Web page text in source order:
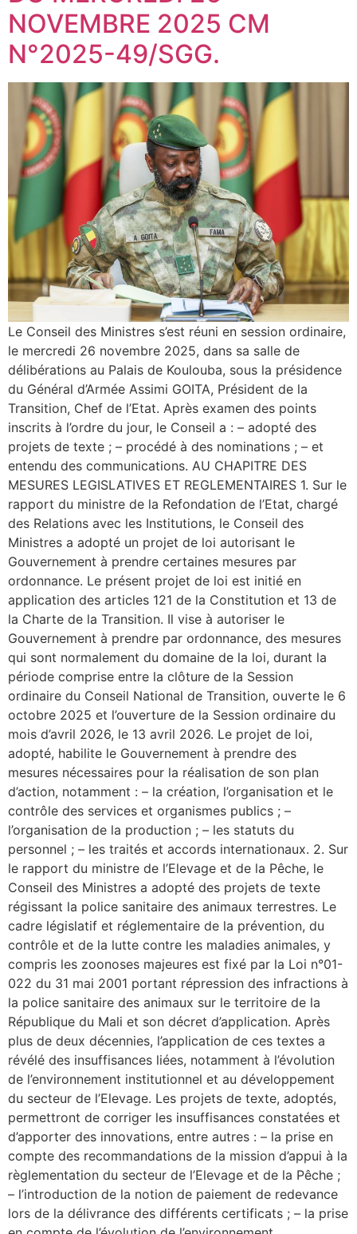
NOVEMBRE 2025 CM
N°2025-49/SGG.
Le Conseil des Ministres s’est réuni en session ordinaire,
le mercredi 26 novembre 2025, dans sa salle de
délibérations au Palais de Koulouba, sous la présidence
du Général d’Armée Assimi GOITA, Président de la
Transition, Chef de l’Etat. Après examen des points
inscrits à l’ordre du jour, le Conseil a : – adopté des
projets de texte ; – procédé à des nominations ; – et
entendu des communications. AU CHAPITRE DES
MESURES LEGISLATIVES ET REGLEMENTAIRES 1. Sur le
rapport du ministre de la Refondation de l’Etat, chargé
des Relations avec les Institutions, le Conseil des
Ministres a adopté un projet de loi autorisant le
Gouvernement à prendre certaines mesures par
ordonnance. Le présent projet de loi est initié en
application des articles 121 de la Constitution et 13 de
la Charte de la Transition. Il vise à autoriser le
Gouvernement à prendre par ordonnance, des mesures
qui sont normalement du domaine de la loi, durant la
période comprise entre la clôture de la Session
ordinaire du Conseil National de Transition, ouverte le 6
octobre 2025 et l’ouverture de la Session ordinaire du
mois d’avril 2026, le 13 avril 2026. Le projet de loi,
adopté, habilite le Gouvernement à prendre des
mesures nécessaires pour la réalisation de son plan
d’action, notamment : – la création, l’organisation et le
contrôle des services et organismes publics ; –
l’organisation de la production ; – les statuts du
personnel ; – les traités et accords internationaux. 2. Sur
le rapport du ministre de l’Elevage et de la Pêche, le
Conseil des Ministres a adopté des projets de texte
régissant la police sanitaire des animaux terrestres. Le
cadre législatif et réglementaire de la prévention, du
contrôle et de la lutte contre les maladies animales, y
compris les zoonoses majeures est fixé par la Loi n°01-
022 du 31 mai 2001 portant répression des infractions à
la police sanitaire des animaux sur le territoire de la
République du Mali et son décret d’application. Après
plus de deux décennies, l’application de ces textes a
révélé des insuffisances liées, notamment à l’évolution
de l’environnement institutionnel et au développement
du secteur de l’Elevage. Les projets de texte, adoptés,
permettront de corriger les insuffisances constatées et
d’apporter des innovations, entre autres : – la prise en
compte des recommandations de la mission d’appui à la
règlementation du secteur de l’Elevage et de la Pêche ;
– l’introduction de la notion de paiement de redevance
lors de la délivrance des différents certificats ; – la prise